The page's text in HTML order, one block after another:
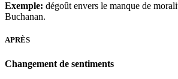
Exemple: dégoût envers le manque de
Buchanan.
APRÈS
Changement de sentiments